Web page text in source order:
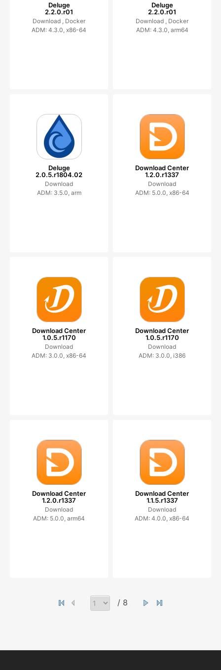
Deluge
2.2.0.r01
Download , Docker
ADM: 4.3.0, x86-64
Deluge
2.2.0.r01
Download , Docker
ADM: 4.3.0, arm64
Deluge
2.0.5.r1804.02
Download
ADM: 3.5.0, arm
Download Center
1.2.0.r1337
Download
ADM: 5.0.0, x86-64
Download Center
1.0.5.r1170
Download
ADM: 3.0.0, x86-64
Download Center
1.0.5.r1170
Download
ADM: 3.0.0, i386
Download Center
1.2.0.r1337
Download
ADM: 5.0.0, arm64
Download Center
1.1.5.r1337
Download
ADM: 4.0.0, x86-64
/ 8